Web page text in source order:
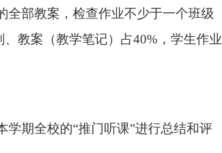
全部教案，检查作业不少于一个班级
、教案（教学笔记）占40% ，学生作业
期全校的“推门听课”进行总结和评